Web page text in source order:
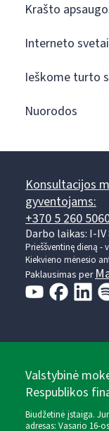
Krašto
Interneto
Ieškome turto
Nuorodos
Konsultacijos
gyventojams:
+370 5 260
Darbo laikas: I-IV
Prieššventinę dieną -
Kiekvieno mėnesio
Paklausimas per
Valstybinė
Respublikos
Biudžetinė įstaiga.
adresas: Vasario 16-